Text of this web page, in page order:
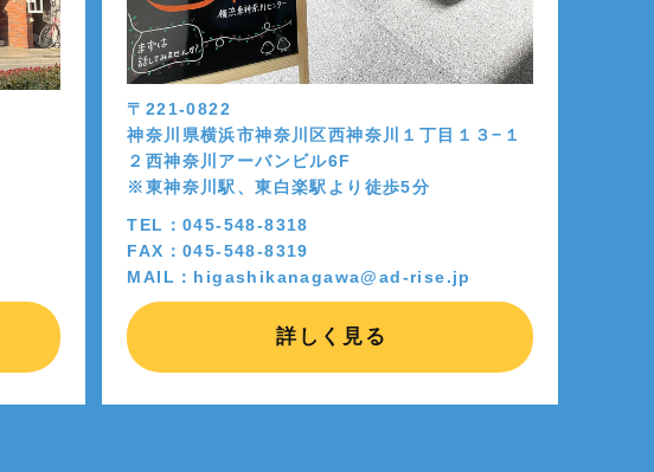
〒221-0822
神奈川県横浜市神奈川区西神奈川１丁目１３−１
２西神奈川アーバンビル6F
※東神奈川駅、東白楽駅より徒歩5分
TEL：045-548-8318
FAX：045-548-8319
MAIL：higashikanagawa@ad-rise.jp
詳しく見る